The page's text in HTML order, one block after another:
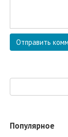
Популярное